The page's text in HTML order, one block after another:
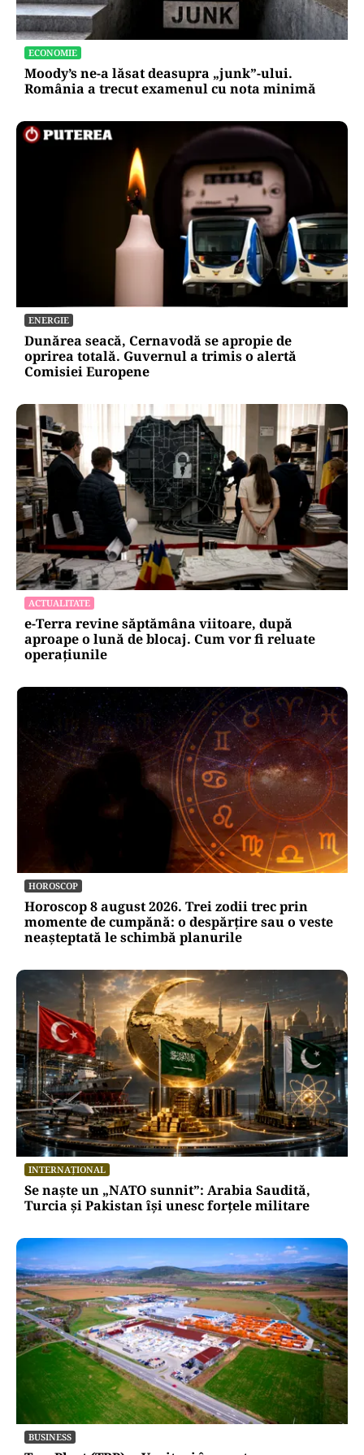
POLITICĂ
Nicușor Dan, după decizia Moody’s. Ce câștigă
românii din decizia agenției de rating:
„Perspectiva rămâne rezervată”
Moody’s ne-a lăsat deasupra „junk”-ului.
România a trecut examenul cu nota minimă
ENERGIE
Dunărea seacă, Cernavodă se apropie de
oprirea totală. Guvernul a trimis o alertă
Comisiei Europene
e-Terra revine săptămâna viitoare, după
aproape o lună de blocaj. Cum vor fi reluate
operațiunile
HOROSCOP
Horoscop 8 august 2026. Trei zodii trec prin
momente de cumpănă: o despărțire sau o veste
neașteptată le schimbă planurile
INTERNAȚIONAL
Se naște un „NATO sunnit”: Arabia Saudită,
Turcia și Pakistan își unesc forțele militare